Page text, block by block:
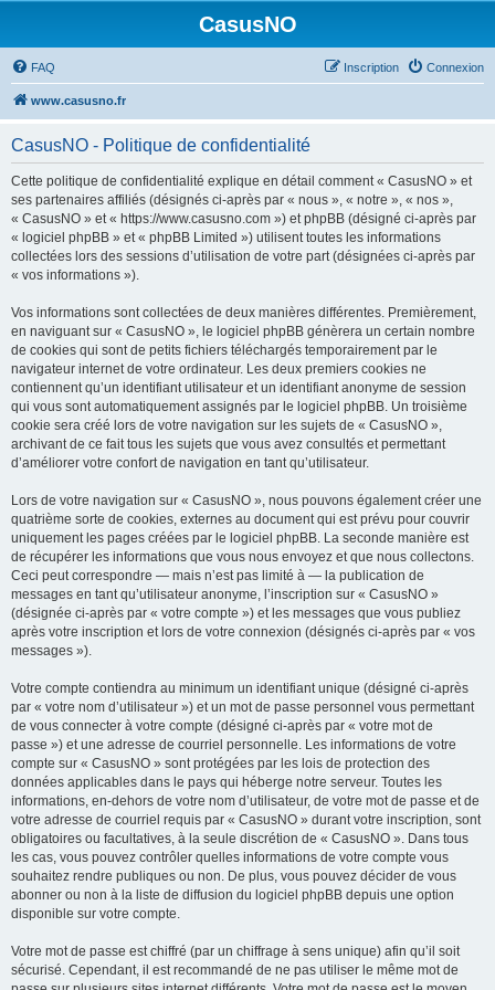
CasusNO
FAQ Connexion
Inscription
www.casusno.fr
CasusNO - Politique de confidentialité
Cette politique de confidentialité explique en détail comment « CasusNO » et
ses partenaires affiliés (désignés ci-après par « nous », « notre », « nos »,
« CasusNO » et « https://www.casusno.com ») et phpBB (désigné ci-après par
« logiciel phpBB » et « phpBB Limited ») utilisent toutes les informations
collectées lors des sessions d’utilisation de votre part (désignées ci-après par
« vos informations »).
Vos informations sont collectées de deux manières différentes. Premièrement,
en naviguant sur « CasusNO », le logiciel phpBB génèrera un certain nombre
de cookies qui sont de petits fichiers téléchargés temporairement par le
navigateur internet de votre ordinateur. Les deux premiers cookies ne
contiennent qu’un identifiant utilisateur et un identifiant anonyme de session
qui vous sont automatiquement assignés par le logiciel phpBB. Un troisième
cookie sera créé lors de votre navigation sur les sujets de « CasusNO »,
archivant de ce fait tous les sujets que vous avez consultés et permettant
d’améliorer votre confort de navigation en tant qu’utilisateur.
Lors de votre navigation sur « CasusNO », nous pouvons également créer une
quatrième sorte de cookies, externes au document qui est prévu pour couvrir
uniquement les pages créées par le logiciel phpBB. La seconde manière est
de récupérer les informations que vous nous envoyez et que nous collectons.
Ceci peut correspondre — mais n’est pas limité à — la publication de
messages en tant qu’utilisateur anonyme, l’inscription sur « CasusNO »
(désignée ci-après par « votre compte ») et les messages que vous publiez
après votre inscription et lors de votre connexion (désignés ci-après par « vos
messages »).
Votre compte contiendra au minimum un identifiant unique (désigné ci-après
par « votre nom d’utilisateur ») et un mot de passe personnel vous permettant
de vous connecter à votre compte (désigné ci-après par « votre mot de
passe ») et une adresse de courriel personnelle. Les informations de votre
compte sur « CasusNO » sont protégées par les lois de protection des
données applicables dans le pays qui héberge notre serveur. Toutes les
informations, en-dehors de votre nom d’utilisateur, de votre mot de passe et de
votre adresse de courriel requis par « CasusNO » durant votre inscription, sont
obligatoires ou facultatives, à la seule discrétion de « CasusNO ». Dans tous
les cas, vous pouvez contrôler quelles informations de votre compte vous
souhaitez rendre publiques ou non. De plus, vous pouvez décider de vous
abonner ou non à la liste de diffusion du logiciel phpBB depuis une option
disponible sur votre compte.
Votre mot de passe est chiffré (par un chiffrage à sens unique) afin qu’il soit
sécurisé. Cependant, il est recommandé de ne pas utiliser le même mot de